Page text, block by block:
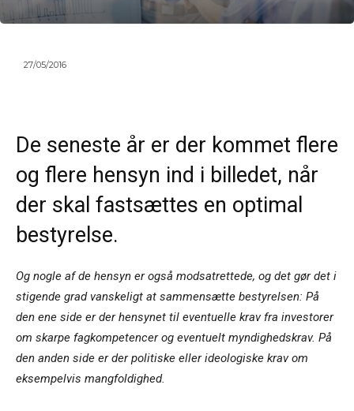
27/05/2016
De seneste år er der kommet flere
og flere hensyn ind i billedet, når
der skal fastsættes en optimal
bestyrelse.
Og nogle af de hensyn er også modsatrettede, og det gør det i
stigende grad vanskeligt at sammensætte bestyrelsen: På
den ene side er der hensynet til eventuelle krav fra investorer
om skarpe fagkompetencer og eventuelt myndighedskrav. På
den anden side er der politiske eller ideologiske krav om
eksempelvis mangfoldighed.